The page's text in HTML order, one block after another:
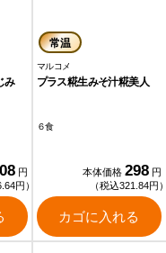
み
円
円）
常温
マルコメ
プラス糀生みそ汁糀美人
６食
本体価格 298 円
（税込321.84円
カゴに入れる